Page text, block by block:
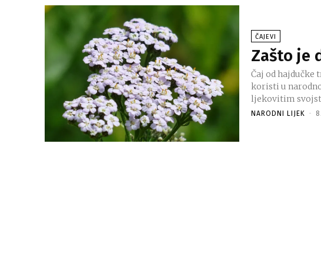
ČAJEVI
Zašto je
Čaj od
koristi u
ljekovitim
NARODNI LIJEK -